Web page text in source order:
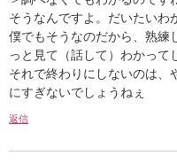
そうなんですよ。だいたいわ
僕でもそうなのだから、熟練
っと見て（話して）わかって
それで終わりにしないのは、
にすぎないでしょうねぇ
返信